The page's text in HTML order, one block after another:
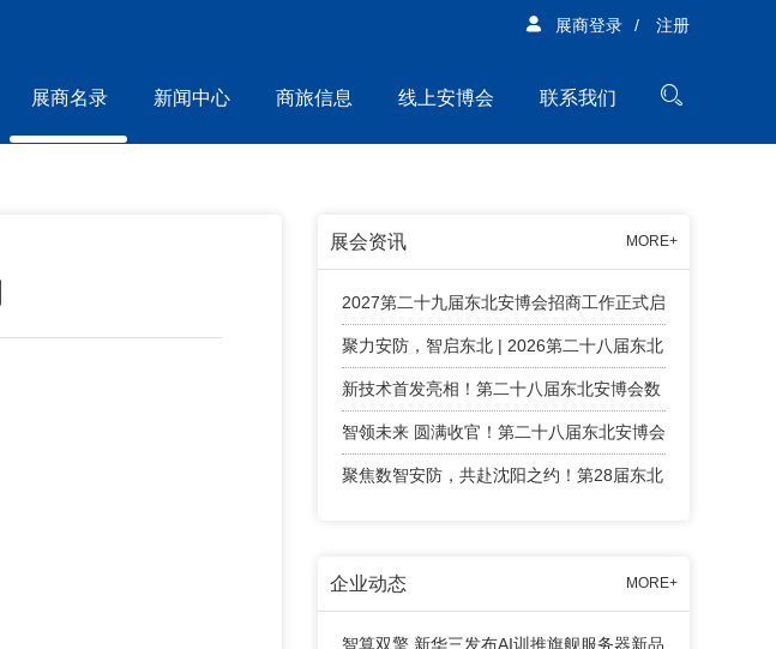
展商登录 / 注册
展商名录 新闻中心 商旅信息 线上安博会 联系我们
展会资讯 MORE+
2027第二十九届东北安博会招商工作正式启
动！
聚力安防，智启东北 | 2026第二十八届东北
安博会精彩回顾！
新技术首发亮相！第二十八届东北安博会数
字安防智能终端新技术首发专区亮点纷呈
智领未来 圆满收官！第二十八届东北安博会
顺利闭幕！
聚焦数智安防，共赴沈阳之约！第28届东北
企业动态 MORE+
智算双擎 新华三发布AI训推旗舰服务器新品